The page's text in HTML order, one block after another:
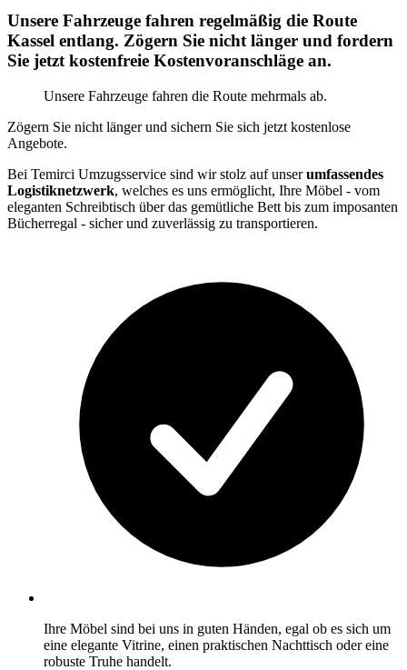
Unsere Fahrzeuge fahren regelmäßig die Route
Kassel entlang. Zögern Sie nicht länger und fordern
Sie jetzt kostenfreie Kostenvoranschläge an.
Unsere Fahrzeuge fahren die Route mehrmals ab.
Zögern Sie nicht länger und sichern Sie sich jetzt kostenlose
Angebote.
Bei Temirci Umzugsservice sind wir stolz auf unserumfassendes
Logistiknetzwerk, welches es uns ermöglicht, Ihre Möbel - vom
eleganten Schreibtisch über das gemütliche Bett bis zum imposanten
Bücherregal - sicher und zuverlässig zu transportieren.
Ihre Möbel sind bei uns in guten Händen, egal ob es sich um
eine elegante Vitrine, einen praktischen Nachttisch oder eine
robuste Truhe handelt.